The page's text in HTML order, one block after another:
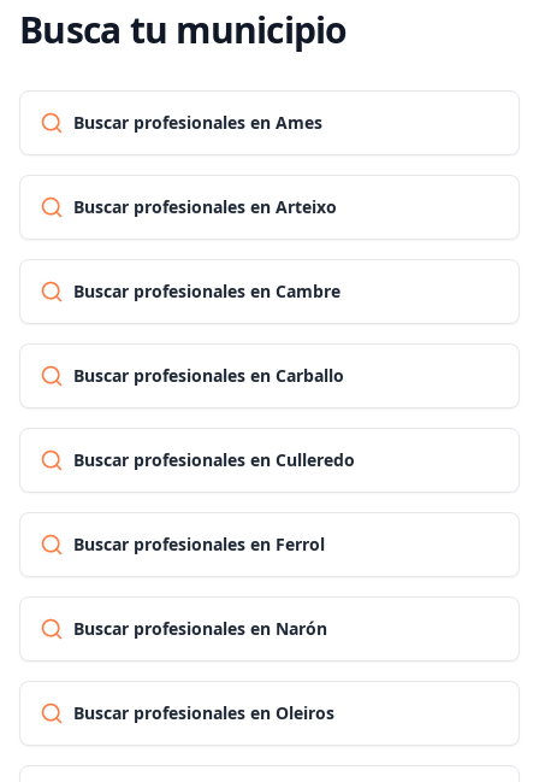
Busca tu municipio
Buscar profesionales en Ames
Buscar profesionales en Arteixo
Buscar profesionales en Cambre
Buscar profesionales en Carballo
Buscar profesionales en Culleredo
Buscar profesionales en Ferrol
Buscar profesionales en Narón
Buscar profesionales en Oleiros